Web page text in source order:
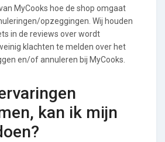
MyCooks hoe de shop omgaat
opzeggingen. Wij houden
in de reviews over wordt
klachten te melden over het
en/of annuleren bij MyCooks.
kan ik mijn